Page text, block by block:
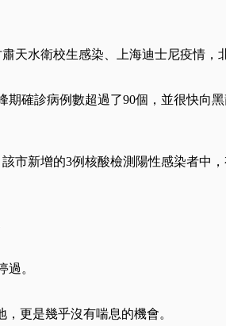
水衛校生感染、上海迪士尼疫情，
確診病例數超過了90個，並很快向
市新增的3例核酸檢測陽性感染者
。
更是幾乎沒有喘息的機會。